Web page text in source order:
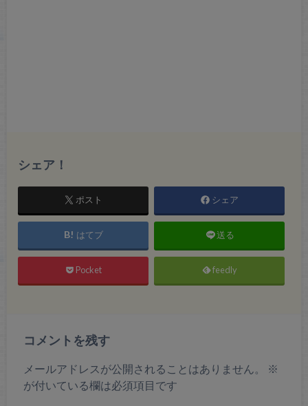
シェア！
ポスト シェア
はてブ 送る
Pocket feedly
コメントを残す
メールアドレスが公開されることはありません。
※
が付いている欄は必須項目です